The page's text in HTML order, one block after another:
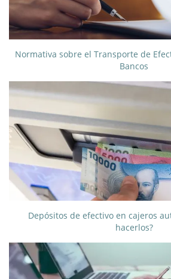
Normativa sobre el Transporte de
Bancos
Depósitos de efectivo en cajeros
hacerlos?